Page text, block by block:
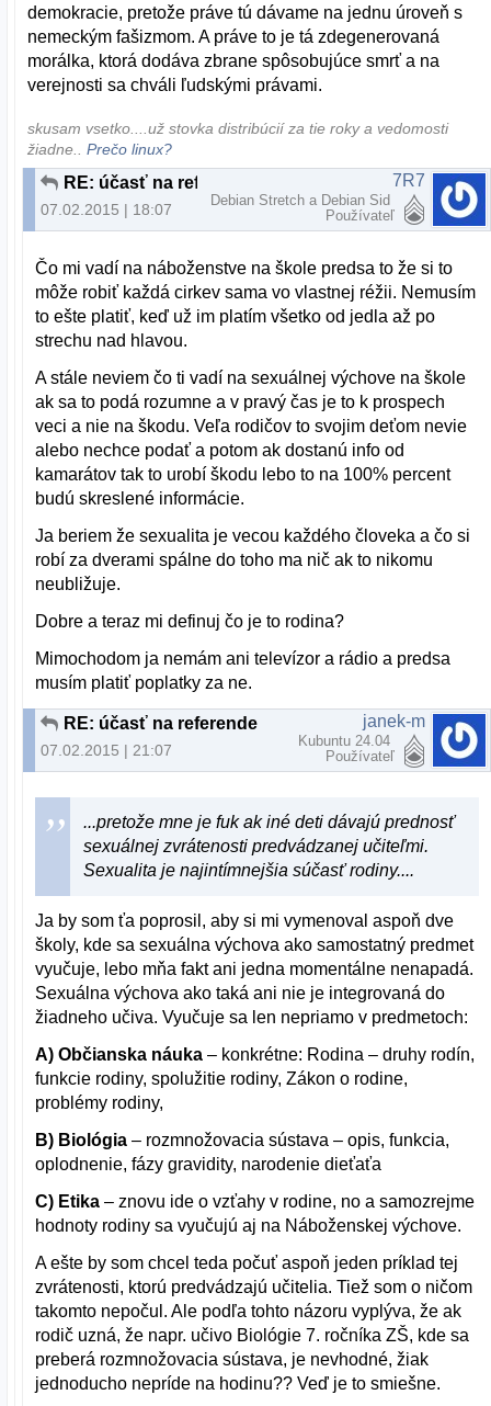
demokracie, pretože práve tú dávame na jednu úroveň s
nemeckým fašizmom. A práve to je tá zdegenerovaná
morálka, ktorá dodáva zbrane spôsobujúce smrť a na
verejnosti sa chváli ľudskými právami.
skusam vsetko....už stovka distribúcií za tie roky a vedomosti
žiadne..Prečo linux?
RE: účasť na referende
07.02.2015 | 18:07
7R7
Debian Stretch a Debian Sid
Používateľ
Čo mi vadí na náboženstve na škole predsa to že si to
môže robiť každá cirkev sama vo vlastnej réžii. Nemusím
to ešte platiť, keď už im platím všetko od jedla až po
strechu nad hlavou.
A stále neviem čo ti vadí na sexuálnej výchove na škole
ak sa to podá rozumne a v pravý čas je to k prospech
veci a nie na škodu. Veľa rodičov to svojim deťom nevie
alebo nechce podať a potom ak dostanú info od
kamarátov tak to urobí škodu lebo to na 100% percent
budú skreslené informácie.
Ja beriem že sexualita je vecou každého človeka a čo si
robí za dverami spálne do toho ma nič ak to nikomu
neubližuje.
Dobre a teraz mi definuj čo je to rodina?
Mimochodom ja nemám ani televízor a rádio a predsa
musím platiť poplatky za ne.
RE: účasť na referende
07.02.2015 | 21:07
janek-m
Kubuntu 24.04
Používateľ
...pretože mne je fuk ak iné deti dávajú prednosť
sexuálnej zvrátenosti predvádzanej učiteľmi.
Sexualita je najintímnejšia súčasť rodiny....
Ja by som ťa poprosil, aby si mi vymenoval aspoň dve
školy, kde sa sexuálna výchova ako samostatný predmet
vyučuje, lebo mňa fakt ani jedna momentálne nenapadá.
Sexuálna výchova ako taká ani nie je integrovaná do
žiadneho učiva. Vyučuje sa len nepriamo v predmetoch:
A) Občianska náuka – konkrétne: Rodina – druhy rodín,
funkcie rodiny, spolužitie rodiny, Zákon o rodine,
problémy rodiny,
B) Biológia – rozmnožovacia sústava – opis, funkcia,
oplodnenie, fázy gravidity, narodenie dieťaťa
C) Etika – znovu ide o vzťahy v rodine, no a samozrejme
hodnoty rodiny sa vyučujú aj na Náboženskej výchove.
A ešte by som chcel teda počuť aspoň jeden príklad tej
zvrátenosti, ktorú predvádzajú učitelia. Tiež som o ničom
takomto nepočul. Ale podľa tohto názoru vyplýva, že ak
rodič uzná, že napr. učivo Biológie 7. ročníka ZŠ, kde sa
preberá rozmnožovacia sústava, je nevhodné, žiak
jednoducho nepríde na hodinu?? Veď je to smiešne.